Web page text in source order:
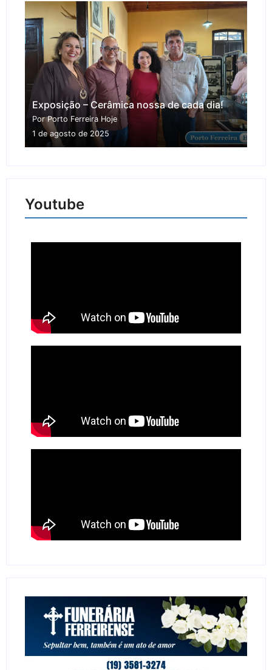
Exposição – Cerâmica nossa de cada dia!
Por Porto Ferreira Hoje
1 de agosto de 2025
Youtube